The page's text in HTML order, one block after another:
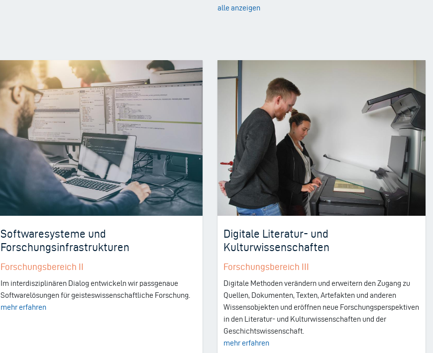
alle anzeigen
Softwaresysteme und
Forschungsinfrastrukturen
Forschungsbereich II
Im interdisziplinären Dialog entwickeln wir passgenaue
Softwarelösungen für geisteswissenschaftliche Forschung.
mehr erfahren
Digitale Literatur- und
Kulturwissenschaften
Forschungsbereich III
Digitale Methoden verändern und erweitern den Zugang zu
Quellen, Dokumenten, Texten, Artefakten und anderen
Wissensobjekten und eröffnen neue Forschungsperspektiven
in den Literatur- und Kulturwissenschaften und der
Geschichtswissenschaft.
mehr erfahren